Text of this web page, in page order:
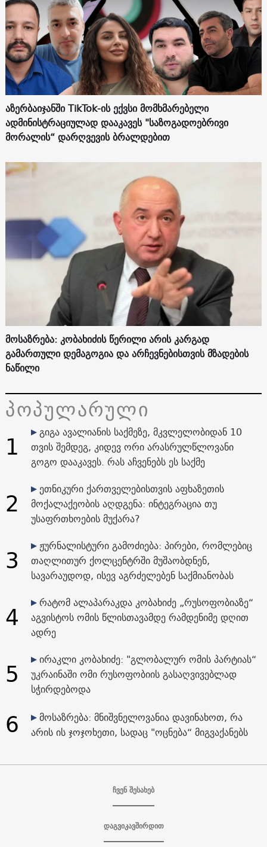
აზერბაიჯანში TikTok-ის ექვსი მომხმარებელი
ადმინისტრაციულად დააკავეს "საზოგადოებრივი
მორალის“ დარღვევის ბრალდებით
მოსაზრება: კობახიძის წერილი არის კარგად
გამართული დემაგოგია და არჩევნებისთვის მზადების
ნაწილი
პოპულარული
1
გიგა ავალიანის საქმეზე, მკვლელობიდან 10
თვის შემდეგ, კიდევ ორი არასრულწლოვანი
გოგო დააკავეს. რას აჩვენებს ეს საქმე
2
ეთნიკური ქართველებისთვის აფხაზეთის
მოქალაქეობის აღდგენა: ინტეგრაცია თუ
უსაფრთხოების მუქარა?
3
ჟურნალისტური გამოძიება: პირები, რომლებიც
თაღლითურ ქოლცენტრში მუშაობდნენ,
სავარაუდოდ, ისევ აგრძელებენ საქმიანობას
4
რატომ ალაპარაკდა კობახიძე „რუსოფობიაზე“
აგვისტოს ომის წლისთავამდე რამდენიმე დღით
ადრე
5
ირაკლი კობახიძე: "გლობალურ ომის პარტიას“
უკრაინაში ომი რუსოფობიის გასაღვივებლად
სჭირდებოდა
6
მოსაზრება: მნიშვნელოვანია დავინახოთ, რა
არის ის ჯოჯოხეთი, სადაც "ოცნება“ მიგვაქანებს
ჩვენ შესახებ
დაგვიკავშირდით